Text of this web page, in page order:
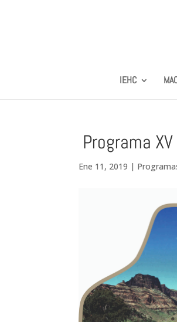
IEHC
Programa
Ene 11, 2019 |